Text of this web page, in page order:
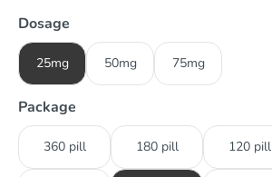
Dosage
25mg 50mg 75mg
Package
360 pill 180 pill 120 pill